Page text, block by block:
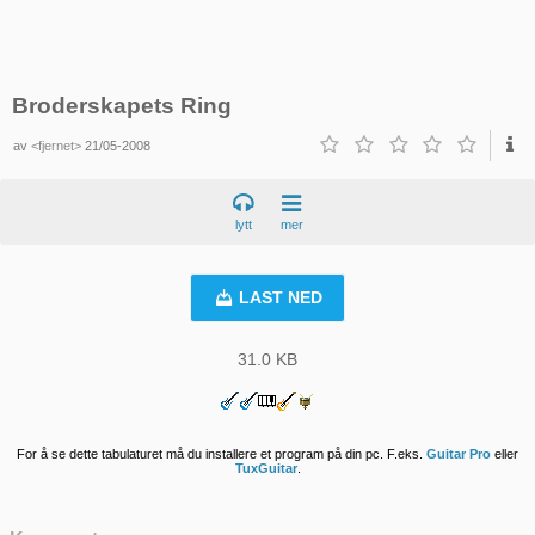
Broderskapets Ring
av<fjernet> 21/05-2008
lytt mer
LAST NED
31.0 KB
For å se dette tabulaturet må du installere et program på din pc. F.eks. Guitar Pro eller
TuxGuitar.